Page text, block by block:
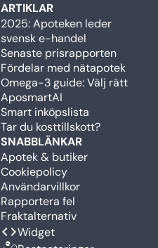
ARTIKLAR
2025: Apoteken leder
svensk e-handel
Senaste prisrapporten
Fördelar med nätapotek
Omega-3 guide: Välj rätt
AposmartAI
Smart inköpslista
Tar du kosttillskott?
SNABBLÄNKAR
Apotek & butiker
Cookiepolicy
Användarvillkor
Rapportera fel
Fraktalternativ
codeWidget